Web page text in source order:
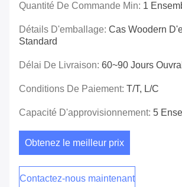
Quantité De Commande Min: 1
Détails D'emballage: Cas Woodern
Standard
Délai De Livraison: 60~90 Jours
Conditions De Paiement: T/T, L/C
Capacité D'approvisionnement: 5
Obtenez le meilleur prix
Contactez-nous maintenant